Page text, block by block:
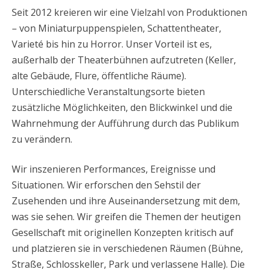
Seit 2012 kreieren wir eine Vielzahl von Produktionen
– von Miniaturpuppenspielen, Schattentheater,
Varieté bis hin zu Horror. Unser Vorteil ist es,
außerhalb der Theaterbühnen aufzutreten (Keller,
alte Gebäude, Flure, öffentliche Räume).
Unterschiedliche Veranstaltungsorte bieten
zusätzliche Möglichkeiten, den Blickwinkel und die
Wahrnehmung der Aufführung durch das Publikum
zu verändern.
Wir inszenieren Performances, Ereignisse und
Situationen. Wir erforschen den Sehstil der
Zusehenden und ihre Auseinandersetzung mit dem,
was sie sehen. Wir greifen die Themen der heutigen
Gesellschaft mit originellen Konzepten kritisch auf
und platzieren sie in verschiedenen Räumen (Bühne,
Straße, Schlosskeller, Park und verlassene Halle). Die